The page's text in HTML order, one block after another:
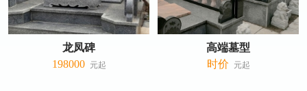
龙凤碑
198000
高端墓型
时价